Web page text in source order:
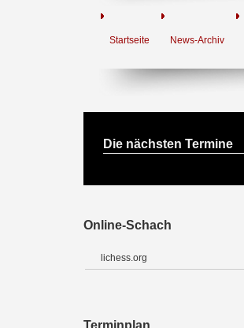
Startseite News-Archiv
Die nächsten Termine
Online-Schach
lichess.org
Terminplan